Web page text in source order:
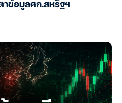
ข้อมูลศก.สหรัฐฯ